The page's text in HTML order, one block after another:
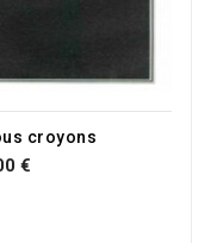
croyons
€